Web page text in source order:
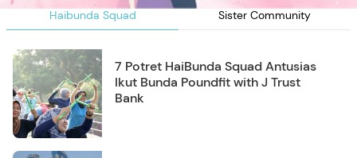
Haibunda Squad Sister Community
7 Potret HaiBunda Squad Antusias
Ikut Bunda Poundfit with J Trust
Bank